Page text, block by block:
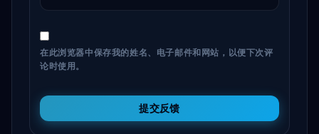
在此浏览器中保存我的姓名、电子邮件和网站，以便下次评
论时使用。
提交反馈